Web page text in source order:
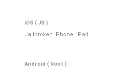
iOS ( JB )
Jailbroken iPhone, iPad
Android ( Root )